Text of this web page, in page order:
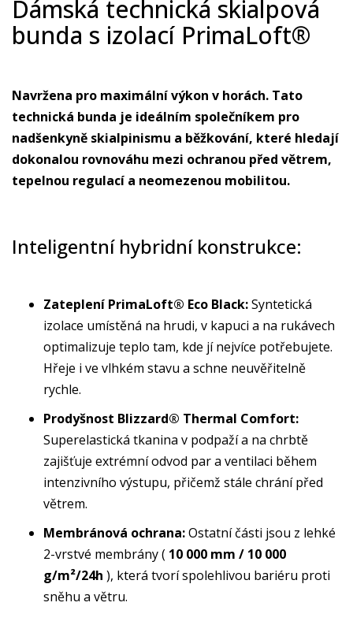
Dámská technická skialpová
bunda s izolací PrimaLoft®
Navržena pro maximální výkon v horách. Tato
technická bunda je ideálním společníkem pro
nadšenkyně skialpinismu a běžkování, které hledají
dokonalou rovnováhu mezi ochranou před větrem,
tepelnou regulací a neomezenou mobilitou.
Inteligentní hybridní konstrukce:
Zateplení PrimaLoft® Eco Black:Syntetická
izolace umístěná na hrudi, v kapuci a na rukávech
optimalizuje teplo tam, kde jí nejvíce potřebujete.
Hřeje i ve vlhkém stavu a schne neuvěřitelně
rychle.
Prodyšnost Blizzard® Thermal Comfort:
Superelastická tkanina v podpaží a na chrbtě
zajišťuje extrémní odvod par a ventilaci během
intenzivního výstupu, přičemž stále chrání před
větrem.
Membránová ochrana:Ostatní části jsou z lehké
2-vrstvé membrány ( 10 000 mm / 10 000
g/m²/24h ), která tvorí spolehlivou bariéru proti
sněhu a větru.